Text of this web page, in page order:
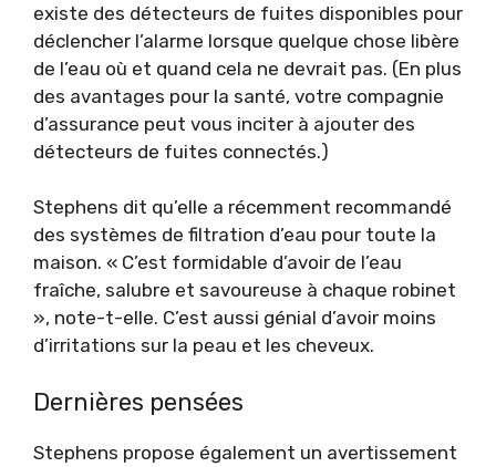
existe des détecteurs de fuites disponibles pour
déclencher l’alarme lorsque quelque chose libère
de l’eau où et quand cela ne devrait pas. (En plus
des avantages pour la santé, votre compagnie
d’assurance peut vous inciter à ajouter des
détecteurs de fuites connectés.)
Stephens dit qu’elle a récemment recommandé
des systèmes de filtration d’eau pour toute la
maison. « C’est formidable d’avoir de l’eau
fraîche, salubre et savoureuse à chaque robinet
», note-t-elle. C’est aussi génial d’avoir moins
d’irritations sur la peau et les cheveux.
Dernières pensées
Stephens propose également un avertissement